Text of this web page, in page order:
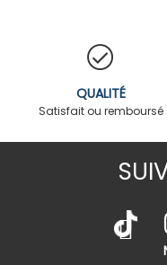
QUALITÉ
Satisfait ou remboursé